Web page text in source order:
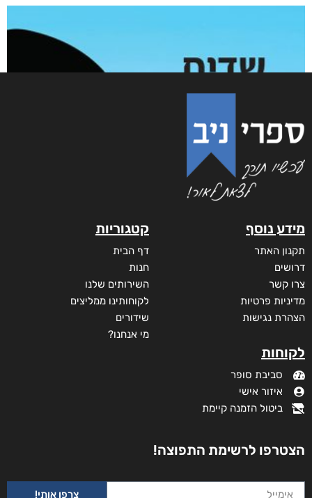
מידע נוסף
תקנון האתר
דרושים
צרו קשר
מדיניות פרטיות
הצהרת נגישות
לקוחות
סביבת סופר
איזור אישי
ביטול הזמנה קיימת
קטגוריות
דף הבית
חנות
השירותים שלנו
לקוחותינו ממליצים
שידורים
מי אנחנו?
הצטרפו לרשימת התפוצה!
צרפו אותי!